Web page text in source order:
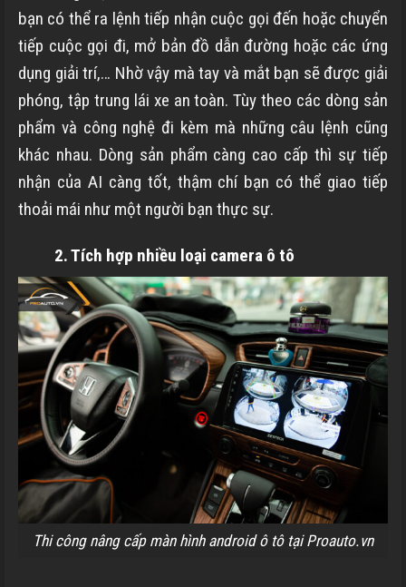
bạn có thể ra lệnh tiếp nhận cuộc gọi đến hoặc chuyển
tiếp cuộc gọi đi, mở bản đồ dẫn đường hoặc các ứng
dụng giải trí,… Nhờ vậy mà tay và mắt bạn sẽ được giải
phóng, tập trung lái xe an toàn. Tùy theo các dòng sản
phẩm và công nghệ đi kèm mà những câu lệnh cũng
khác nhau. Dòng sản phẩm càng cao cấp thì sự tiếp
nhận của AI càng tốt, thậm chí bạn có thể giao tiếp
thoải mái như một người bạn thực sự.
2. Tích hợp nhiều loại camera ô tô
Thi công nâng cấp màn hình android ô tô tại Proauto.vn